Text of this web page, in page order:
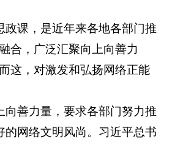
政课，是近年来各地各部门推
合，广泛汇聚向上向善力
这，对激发和弘扬网络正能
向善力量，要求各部门努力推
的网络文明风尚。习近平总书